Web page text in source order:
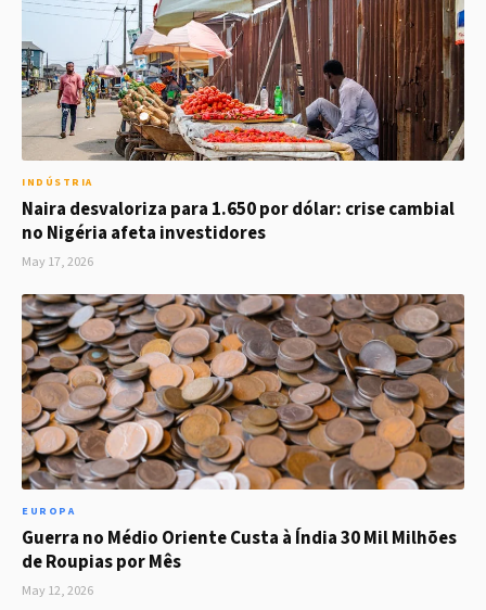
INDÚSTRIA
Naira desvaloriza para 1.650 por dólar: crise cambial
no Nigéria afeta investidores
May 17, 2026
EUROPA
Guerra no Médio Oriente Custa à Índia 30 Mil Milhões
de Roupias por Mês
May 12, 2026